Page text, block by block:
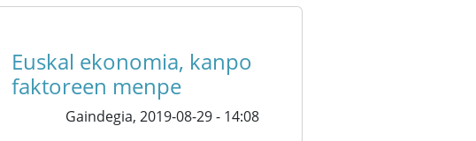
Euskal ekonomia, kanpo
faktoreen menpe
Gaindegia, 2019-08-29 - 14:08